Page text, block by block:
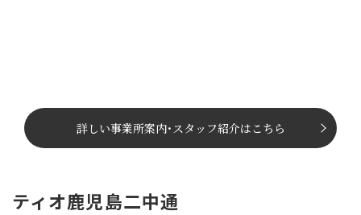
詳しい事業所案内･スタッフ紹介はこちら
ティオ鹿児島二中通